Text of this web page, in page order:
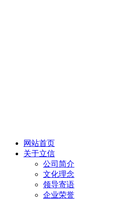
网站首页
关于立信
公司简介
文化理念
领导寄语
企业荣誉